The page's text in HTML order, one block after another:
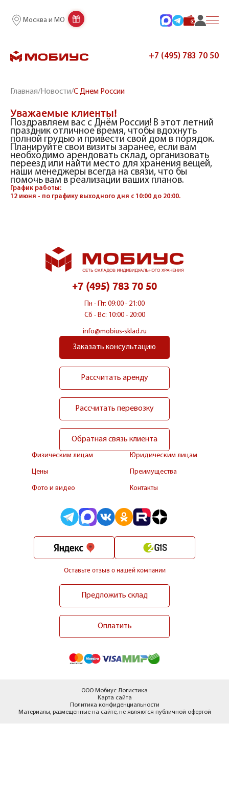
Москва и МО
+7 (495) 783 70 50
Главная/Новости/С Днем России
Уважаемые клиенты!
Поздравляем вас с Днём России! В этот летний
праздник отличное время, чтобы вдохнуть
полной грудью и привести свой дом в порядок.
Планируйте свои визиты заранее, если вам
необходимо арендовать склад, организовать
переезд или найти место для хранения вещей,
наши менеджеры всегда на связи, что бы
помочь вам в реализации ваших планов.
График работы:
12 июня - по графику выходного дня с 10:00 до 20:00.
+7 (495) 783 70 50
Пн - Пт: 09:00 - 21:00
Сб - Вс: 10:00 - 20:00
info@mobius-sklad.ru
Физическим лицам Юридическим лицам
Цены Преимущества
Фото и видео Контакты
Оставьте отзыв о нашей компании
Предложить склад
Оплатить
Заказать консультацию
Рассчитать аренду
Рассчитать перевозку
Обратная связь клиента
ООО Мобиус Логистика
Карта сайта
Политика конфиденциальности
Материалы, размещенные на сайте, не являются публичной офертой